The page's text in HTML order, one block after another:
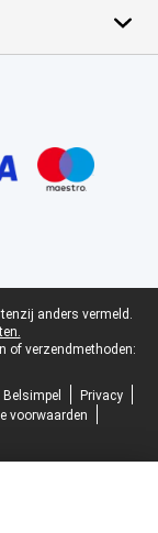
anders vermeld.
of verzendmethoden:
Privacy
voorwaarden